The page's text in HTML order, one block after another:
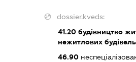
dossier.kveds:
41.20 будівництво
нежитлових будівель
46.90